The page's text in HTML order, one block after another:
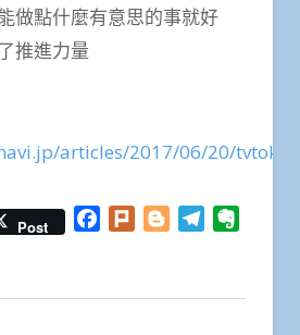
做點什麼有意思的事就好
推進力量
articles/2017/06/20/
Post Facebook
Plurk BloggerTelegram